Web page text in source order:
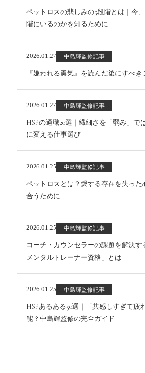
ペットロスの悲しみの5段階とは｜今
階にいるのかを知るために
2026.01.27 中島輝監修記事
『嫌われる勇気』を読んだ後にすべき
2026.01.27 中島輝監修記事
HSPの適職20選｜繊細さを「弱み」で
に変える仕事選び
2026.01.25 中島輝監修記事
ペットロスとは？愛する存在を失った
合うために
2026.01.25 中島輝監修記事
コーチ・カウンセラーの課題を解決す
メンタルトレーナー資格」とは
2026.01.25 中島輝監修記事
HSPあるある50選｜「共感しすぎて疲
能？中島輝監修の完全ガイド